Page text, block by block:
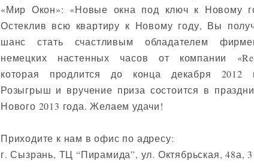
«Мир Окон»: «Новые окна под ключ к Новому
Остеклив всю квартиру к Новому году, Вы
шанс стать счастливым обладателем
немецких настенных часов от компании
которая продлится до конца декабря 2012
Розыгрыш и вручение приза состоится в
Нового 2013 года. Желаем удачи!
Приходите к нам в офис по адресу:
г. Сызрань, ТЦ “Пирамида”, ул. Октябрьская, 48а,